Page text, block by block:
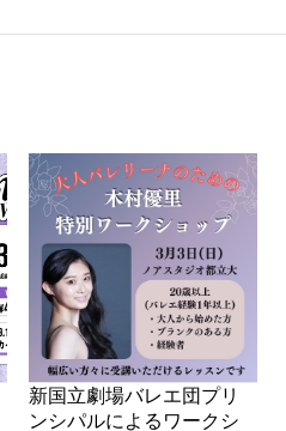
新国立劇場バレエ団プリ
ンシパルによるワークシ